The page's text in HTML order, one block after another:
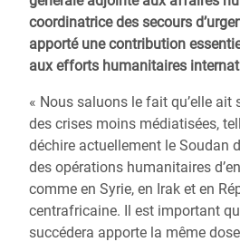
coordinatrice des secours
apporté une contribution
aux efforts humanitaires
« Nous saluons le fait qu’elle ait
des crises moins médiatisées,
déchire actuellement le Soudan
des opérations humanitaires
comme en Syrie, en Irak et en
centrafricaine. Il est important
succédera apporte la même